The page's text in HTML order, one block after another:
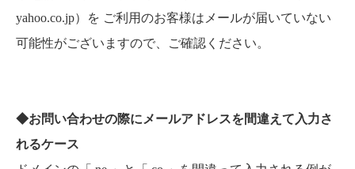
yahoo.co.jp）を ご利用のお客様はメールが届いていない
可能性がございますので、ご確認ください。
◆お問い合わせの際にメールアドレスを間違えて入力さ
れるケース